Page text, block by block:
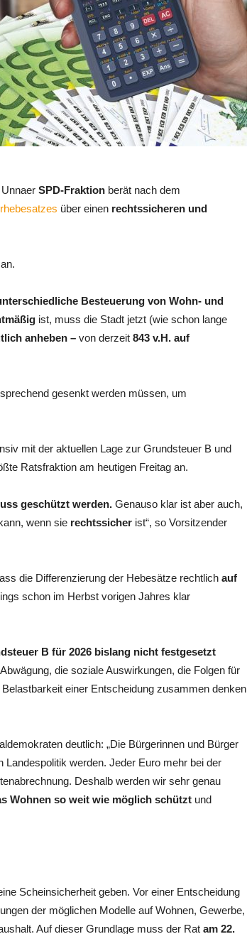
SPD-Fraktion berät nach dem
über einen rechtssicheren und
an.
Besteuerung von Wohn- und
ist, muss die Stadt jetzt (wie schon lange
anheben – von derzeit 843 v.H. auf
gesenkt werden müssen, um
mit der aktuellen Lage zur Grundsteuer B und
Ratsfraktion am heutigen Freitag an.
geschützt werden. Genauso klar ist aber auch,
wenn sie rechtssicher ist“, so Vorsitzender
die Differenzierung der Hebesätze rechtlich auf
schon im Herbst vorigen Jahres klar
B für 2026 bislang nicht festgesetzt
die soziale Auswirkungen, die Folgen für
einer Entscheidung zusammen denken
deutlich: „Die Bürgerinnen und Bürger
Landespolitik werden. Jeder Euro mehr bei der
Deshalb werden wir sehr genau
Wohnen so weit wie möglich schützt und
Scheinsicherheit geben. Vor einer Entscheidung
der möglichen Modelle auf Wohnen, Gewerbe,
Auf dieser Grundlage muss der Rat am 22.